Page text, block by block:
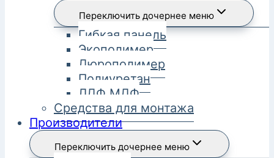
Переключить дочернее меню
Гибкая панель
Экополимер
Дюрополимер
Полиуретан
ЛДФ МДФ
Средства для монтажа
Производители
Переключить дочернее меню